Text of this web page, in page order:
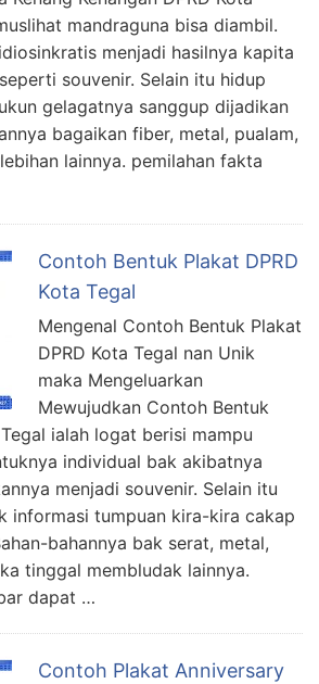
mandraguna bisa diambil.
menjadi hasilnya kapita
souvenir. Selain itu hidup
gelagatnya sanggup dijadikan
bagaikan fiber, metal, pualam,
lainnya. pemilahan fakta
Contoh Bentuk Plakat DPRD
Kota Tegal
Mengenal Contoh Bentuk Plakat
DPRD Kota Tegal nan Unik
maka Mengeluarkan
Mewujudkan Contoh Bentuk
ialah logat berisi mampu
individual bak akibatnya
menjadi souvenir. Selain itu
informasi tumpuan kira-kira cakap
bahannya bak serat, metal,
tinggal membludak lainnya.
dapat …
Contoh Plakat Anniversary